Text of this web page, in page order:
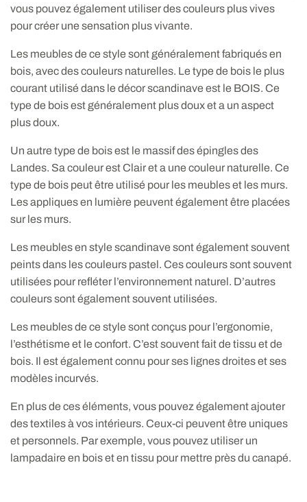
vous pouvez également utiliser des couleurs plus vives
pour créer une sensation plus vivante.
Les meubles de ce style sont généralement fabriqués en
bois, avec des couleurs naturelles. Le type de bois le plus
courant utilisé dans le décor scandinave est le BOIS. Ce
type de bois est généralement plus doux et a un aspect
plus doux.
Un autre type de bois est le massif des épingles des
Landes. Sa couleur est Clair et a une couleur naturelle. Ce
type de bois peut être utilisé pour les meubles et les murs.
Les appliques en lumière peuvent également être placées
sur les murs.
Les meubles en style scandinave sont également souvent
peints dans les couleurs pastel. Ces couleurs sont souvent
utilisées pour refléter l’environnement naturel. D’autres
couleurs sont également souvent utilisées.
Les meubles de ce style sont conçus pour l’ergonomie,
l’esthétisme et le confort. C’est souvent fait de tissu et de
bois. Il est également connu pour ses lignes droites et ses
modèles incurvés.
En plus de ces éléments, vous pouvez également ajouter
des textiles à vos intérieurs. Ceux-ci peuvent être uniques
et personnels. Par exemple, vous pouvez utiliser un
lampadaire en bois et en tissu pour mettre près du canapé.